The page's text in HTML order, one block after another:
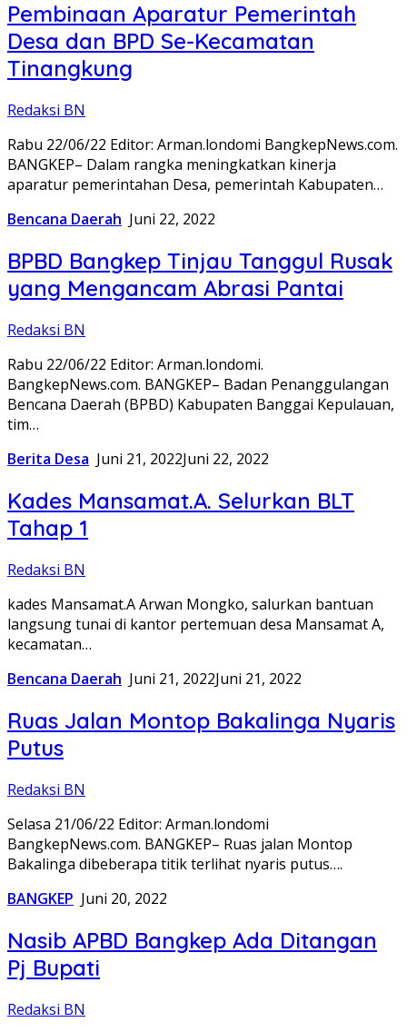
Pembinaan Aparatur Pemerintah
Desa dan BPD Se-Kecamatan
Tinangkung
Redaksi BN
Rabu 22/06/22 Editor: Arman.londomi BangkepNews.com.
BANGKEP– Dalam rangka meningkatkan kinerja
aparatur pemerintahan Desa, pemerintah Kabupaten…
Bencana Daerah Juni 22, 2022
BPBD Bangkep Tinjau Tanggul Rusak
yang Mengancam Abrasi Pantai
Redaksi BN
Rabu 22/06/22 Editor: Arman.londomi.
BangkepNews.com. BANGKEP– Badan Penanggulangan
Bencana Daerah (BPBD) Kabupaten Banggai Kepulauan,
tim…
Berita Desa Juni 21, 2022Juni 22, 2022
Kades Mansamat.A. Selurkan BLT
Tahap 1
Redaksi BN
kades Mansamat.A Arwan Mongko, salurkan bantuan
langsung tunai di kantor pertemuan desa Mansamat A,
kecamatan…
Bencana Daerah Juni 21, 2022Juni 21, 2022
Ruas Jalan Montop Bakalinga Nyaris
Putus
Redaksi BN
Selasa 21/06/22 Editor: Arman.londomi
BangkepNews.com. BANGKEP– Ruas jalan Montop
Bakalinga dibeberapa titik terlihat nyaris putus….
BANGKEP Juni 20, 2022
Nasib APBD Bangkep Ada Ditangan
Pj Bupati
Redaksi BN